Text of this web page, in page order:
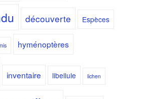
découverte Espèces
hyménoptères
inventaire libellule lichen